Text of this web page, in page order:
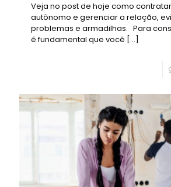
Veja no post de hoje como
autônomo e gerenciar a relação,
problemas e armadilhas. Para
é fundamental que você […]